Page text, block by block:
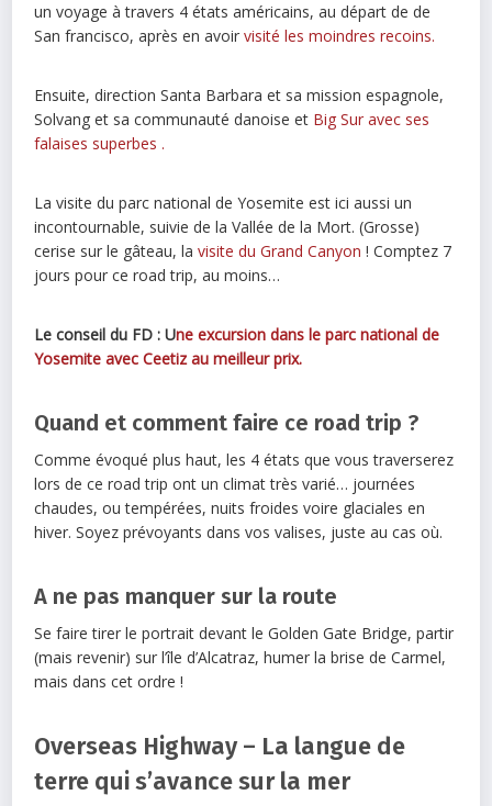
un voyage à travers 4 états américains, au départ de de
San francisco, après en avoirvisité les moindres recoins.
Ensuite, direction Santa Barbara et sa mission espagnole,
Solvang et sa communauté danoise et Big Sur avec ses
falaises superbes .
La visite du parc national de Yosemite est ici aussi un
incontournable, suivie de la Vallée de la Mort. (Grosse)
cerise sur le gâteau, lavisite du Grand Canyon ! Comptez 7
jours pour ce road trip, au moins…
Le conseil du FD : Une excursion dans le parc national de
Yosemite avec Ceetiz au meilleur prix.
Quand et comment faire ce road trip ?
Comme évoqué plus haut, les 4 états que vous traverserez
lors de ce road trip ont un climat très varié… journées
chaudes, ou tempérées, nuits froides voire glaciales en
hiver. Soyez prévoyants dans vos valises, juste au cas où.
A ne pas manquer sur la route
Se faire tirer le portrait devant le Golden Gate Bridge, partir
(mais revenir) sur l’île d’Alcatraz, humer la brise de Carmel,
mais dans cet ordre !
Overseas Highway – La langue de
terre qui s’avance sur la mer